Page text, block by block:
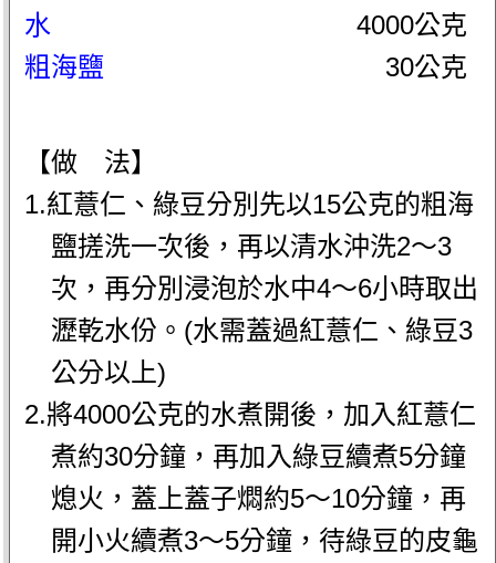
水
4000公克
粗海鹽
30公克
【做 法】
1.紅薏仁、綠豆分別先以15公克的粗海
鹽搓洗一次後，再以清水沖洗2～3
次，再分別浸泡於水中4～6小時取出
瀝乾水份。(水需蓋過紅薏仁、綠豆3
公分以上)
2.將4000公克的水煮開後，加入紅薏仁
煮約30分鐘，再加入綠豆續煮5分鐘
熄火，蓋上蓋子燜約5～10分鐘，再
開小火續煮3～5分鐘，待綠豆的皮龜